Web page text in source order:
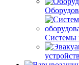
Системы